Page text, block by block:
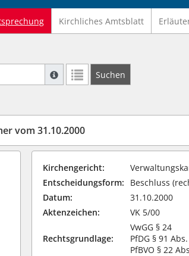
Kirchliches Amtsblatt
Suche mit Platzhalter "*", Bsp.
Weitere Suchoperatoren finden Sie
Suchen
vom 31.10.2000
Kirchengericht:
Entscheidungsform:
Beschluss
Datum:
31.10.2000
Aktenzeichen:
VK 5/00
Rechtsgrundlage:
VwGG § 24
PfDG § 91
PfBVO § 22